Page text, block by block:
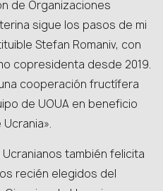
de Organizaciones
sigue los pasos de mi
Stefan Romaniv, con
copresidenta desde 2019.
cooperación fructífera
de UOUA en beneficio
también felicita
recién elegidos del